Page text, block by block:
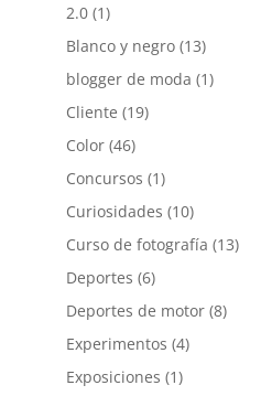
2.0(1)
Blanco y negro(13)
blogger de moda (1)
Cliente (19)
Color(46)
Concursos (1)
Curiosidades (10)
Curso de fotografía (13)
Deportes (6)
Deportes de motor(8)
Experimentos (4)
Exposiciones (1)